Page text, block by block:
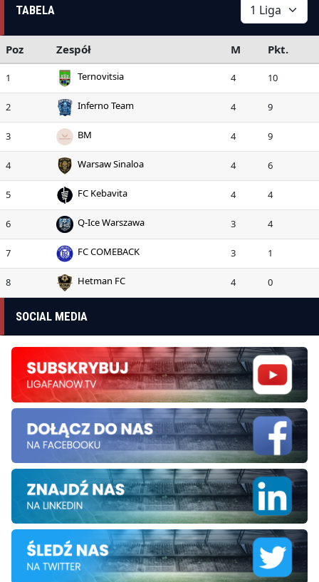
TABELA
Poz Zespół M Pkt.
1 Ternovitsia 4 10
2 Inferno Team 4 9
3 BM 4 9
4 Warsaw Sinaloa 4 6
5 FC Kebavita 4 4
6 Q-Ice Warszawa 3 4
7 FC COMEBACK 3 1
8 Hetman FC 4 0
SOCIAL MEDIA